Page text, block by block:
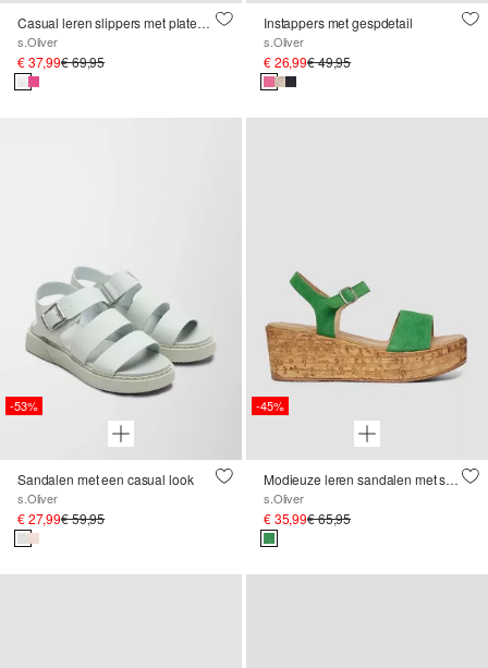
Casual leren slippers met plateauzool
s.Oliver
€ 37,99€ 69,95
Instappers met gespdetail
s.Oliver
€ 26,99€ 49,95
-53%
Sandalen met een casual look
s.Oliver
€ 27,99€ 59,95
-45%
Modieuze leren sandalen met sleehak
s.Oliver
€ 35,99€ 65,95